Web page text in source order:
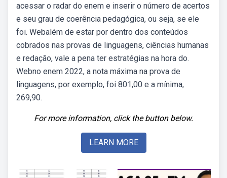
acessar o radar do enem e inserir o número de acertos
e seu grau de coerência pedagógica, ou seja, se ele
foi. Webalém de estar por dentro dos conteúdos
cobrados nas provas de linguagens, ciências humanas
e redação, vale a pena ter estratégias na hora do.
Webno enem 2022, a nota máxima na prova de
linguagens, por exemplo, foi 801,00 e a mínima,
269,90.
For more information, click the button below.
LEARN MORE